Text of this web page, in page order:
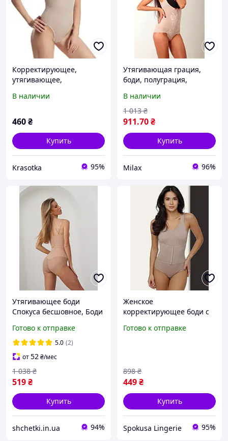
Корректирующее,
утягивающее,
боди с высокой степенью
В наличии
460₴
Купить
Krasotka 95%
Утягивающая грация,
боди, полуграция,
(2107)
В наличии
911.70₴
1 013 ₴
Купить
Milax 96%
Утягивающее боди
Спокуса бесшовное, Боди
Корректирующий
базовый телесный боди
Готово к отправке
5.0 (2)
от52₴/мес
519₴
1 038 ₴
Купить
shchetki.in.ua 94%
Женское
корректирующее боди с
Комфортное
Готово к отправке
449₴
898 ₴
Купить
Spokusa Lingerie 95%